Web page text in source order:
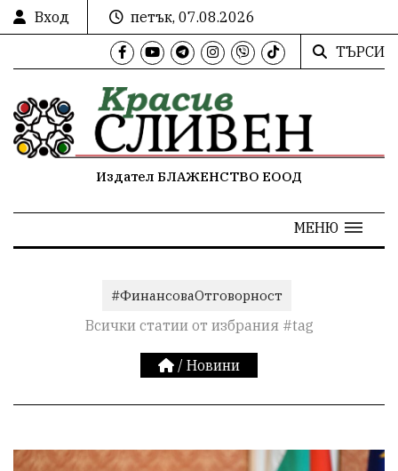
Вход
петък, 07.08.2026
ТЪРСИ
Издател БЛАЖЕНСТВО ЕООД
МЕНЮ
#ФинансоваОтговорност
Всички статии от избрания #tag
/ Новини